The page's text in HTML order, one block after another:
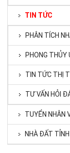
TIN TỨC
PHÂN TÍCH
PHONG THỦY
TIN TỨC THỊ
TƯ VẤN HỎI
TUYỂN NHÂN
NHÀ ĐẤT